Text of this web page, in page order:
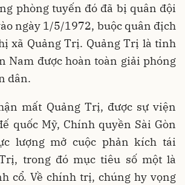
phòng tuyến đó đã bị quân đội
ngày 1/5/1972, buộc quân địch
xã Quảng Trị. Quảng Trị là tỉnh
Nam được hoàn toàn giải phóng
dân.
mất Quảng Trị, được sự viện
quốc Mỹ, Chính quyền Sài Gòn
lượng mở cuộc phản kích tái
trong đó mục tiêu số một là
cổ. Về chính trị, chúng hy vọng